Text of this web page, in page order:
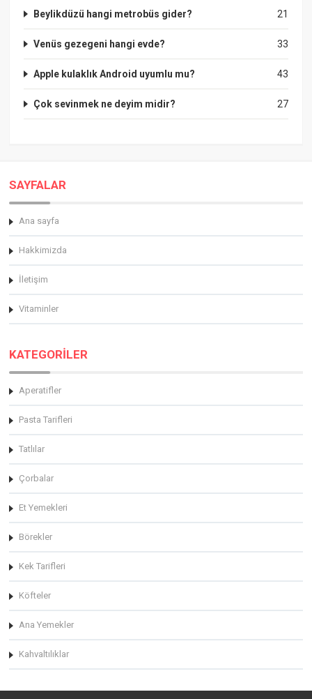
21
Beylikdüzü hangi metrobüs gider?
33
Venüs gezegeni hangi evde?
43
Apple kulaklık Android uyumlu mu?
27
Çok sevinmek ne deyim midir?
SAYFALAR
Ana sayfa
Hakkimizda
İletişim
Vitaminler
KATEGORİLER
Aperatifler
Pasta Tarifleri
Tatlılar
Çorbalar
Et Yemekleri
Börekler
Kek Tarifleri
Köfteler
Ana Yemekler
Kahvaltılıklar